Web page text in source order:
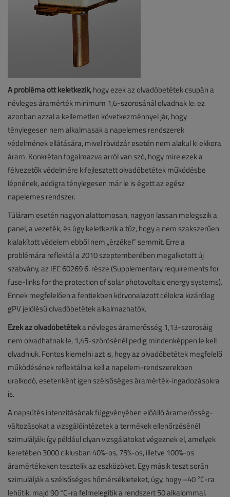
A probléma ott keletkezik,hogy ezek az olvadóbetétek csupán a
névleges áramérték minimum 1,6-szorosánál olvadnak le: ez
azonban azzal a kellemetlen következménnyel jár, hogy
ténylegesen nem alkalmasak a napelemes rendszerek
védelmének ellátására, mivel rövidzár esetén nem alakul ki ekkora
áram. Konkrétan fogalmazva arról van szó, hogy mire ezek a
félvezetők védelmére kifejlesztett olvadóbetétek működésbe
lépnének, addigra ténylegesen már le is égett az egész
napelemes rendszer.
Túláram esetén nagyon alattomosan, nagyon lassan melegszik a
panel, a vezeték, és úgy keletkezik a tűz, hogy a nem szakszerűen
kialakított védelem ebből nem „érzékel” semmit. Erre a
problémára reflektál a 2010 szeptemberében megalkotott új
szabvány, az IEC 60269 6. része (Supplementary requirements for
fuse-links for the protection of solar photovoltaic energy systems).
Ennek megfelelően a fentiekben körvonalazott célokra kizárólag
gPV jelölésű olvadóbetétek alkalmazhatók.
Ezek az olvadóbetéteka névleges áramerősség 1,13-szorosáig
nem olvadhatnak le, 1,45-szörösénél pedig mindenképpen le kell
olvadniuk. Fontos kiemelni azt is, hogy az olvadóbetétek megfelelő
működésének reflektálnia kell a napelem-rendszerekben
uralkodó, esetenként igen szélsőséges áramérték-ingadozásokra
is.
A napsütés intenzitásának függvényében előálló áramerősség-
változásokat a vizsgálóintézetek a termékek ellenőrzésénél
szimulálják: így például olyan vizsgálatokat végeznek el, amelyek
keretében 3000 ciklusban 40%-os, 75%-os, illetve 100%-os
áramértékeken tesztelik az eszközöket. Egy másik teszt során
szimulálják a szélsőséges hőmérsékleteket, úgy, hogy –40 °C-ra
lehűtik, majd 90 °C-ra felmelegítik a rendszert 50 alkalommal.